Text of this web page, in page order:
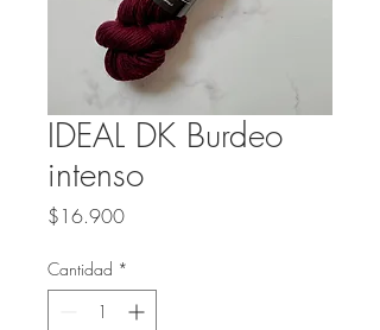
IDEAL DK Burdeo
intenso
$16.900Precio
Cantidad *